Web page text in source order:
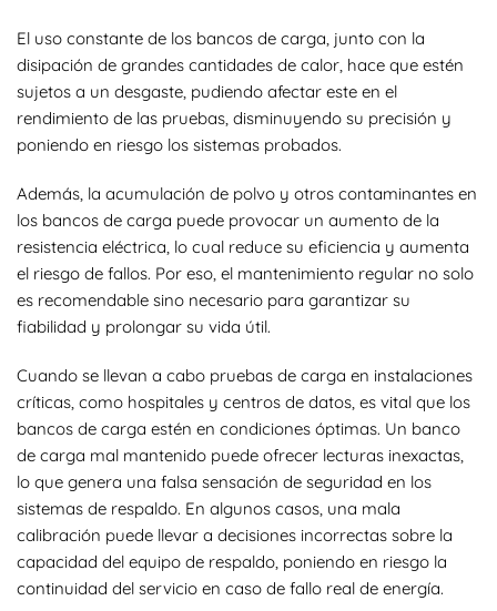
El uso constante de los bancos de carga, junto con la
disipación de grandes cantidades de calor, hace que estén
sujetos a un desgaste, pudiendo afectar este en el
rendimiento de las pruebas, disminuyendo su precisión y
poniendo en riesgo los sistemas probados.
Además, la acumulación de polvo y otros contaminantes en
los bancos de carga puede provocar un aumento de la
resistencia eléctrica, lo cual reduce su eficiencia y aumenta
el riesgo de fallos. Por eso, el mantenimiento regular no solo
es recomendable sino necesario para garantizar su
fiabilidad y prolongar su vida útil.
Cuando se llevan a cabo pruebas de carga en instalaciones
críticas, como hospitales y centros de datos, es vital que los
bancos de carga estén en condiciones óptimas. Un banco
de carga mal mantenido puede ofrecer lecturas inexactas,
lo que genera una falsa sensación de seguridad en los
sistemas de respaldo. En algunos casos, una mala
calibración puede llevar a decisiones incorrectas sobre la
capacidad del equipo de respaldo, poniendo en riesgo la
continuidad del servicio en caso de fallo real de energía.